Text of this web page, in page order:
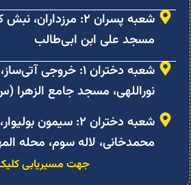
شعبه پسران ۲:
مسجد علی ابن ابی‌طالب
شعبه دختران ۱: خروجی
نوراللهی، مسجد جامع الزهرا
شعبه دختران ۲: سیمون
محمدخانی، لاله سوم، محله
جهت مسیریابی